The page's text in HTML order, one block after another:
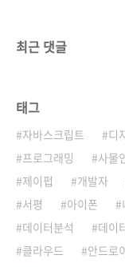
최근 댓글
태그
자바스크립트 디
프로그래밍
사물
제이펍
개발자
서평
아이폰
데이터분석
데이
클라우드
안드로